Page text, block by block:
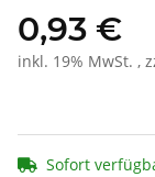
0,93 €
inkl. 19% MwSt. ,
Sofort